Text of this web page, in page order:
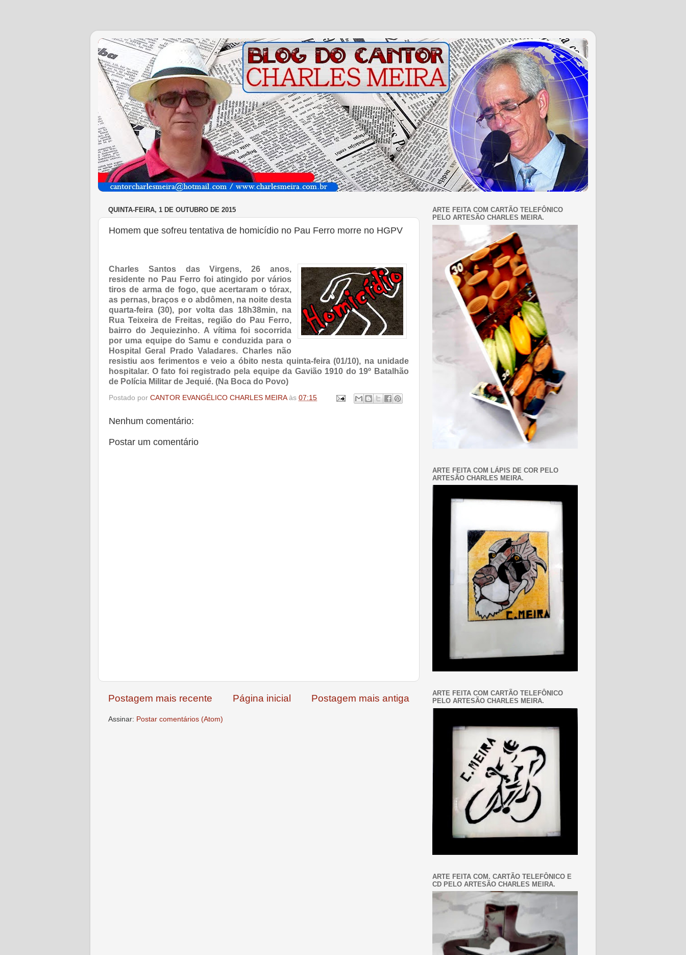
QUINTA-FEIRA, 1 DE OUTUBRO DE 2015
Homem que sofreu tentativa de homicídio no Pau Ferro morre no HGPV
Charles Santos das Virgens, 26 anos,
residente no Pau Ferro foi atingido por vários
tiros de arma de fogo, que acertaram o tórax,
as pernas, braços e o abdômen, na noite desta
quarta-feira (30), por volta das 18h38min, na
Rua Teixeira de Freitas, região do Pau Ferro,
bairro do Jequiezinho. A vítima foi socorrida
por uma equipe do Samu e conduzida para o
Hospital Geral Prado Valadares. Charles não
resistiu aos ferimentos e veio a óbito nesta quinta-feira (01/10), na unidade
hospitalar. O fato foi registrado pela equipe da Gavião 1910 do 19º Batalhão
de Polícia Militar de Jequié. (Na Boca do Povo)
Postado por CANTOR EVANGÉLICO CHARLES MEIRA às 07:15
Nenhum comentário:
Postar um comentário
Postagem mais recente Postagem mais antiga
Página inicial
Assinar: Postar comentários (Atom)
ARTE FEITA COM CARTÃO TELEFÔNICO
PELO ARTESÃO CHARLES MEIRA.
ARTE FEITA COM LÁPIS DE COR PELO
ARTESÃO CHARLES MEIRA.
ARTE FEITA COM CARTÃO TELEFÔNICO
PELO ARTESÃO CHARLES MEIRA.
ARTE FEITA COM. CARTÃO TELEFÔNICO E
CD PELO ARTESÃO CHARLES MEIRA.